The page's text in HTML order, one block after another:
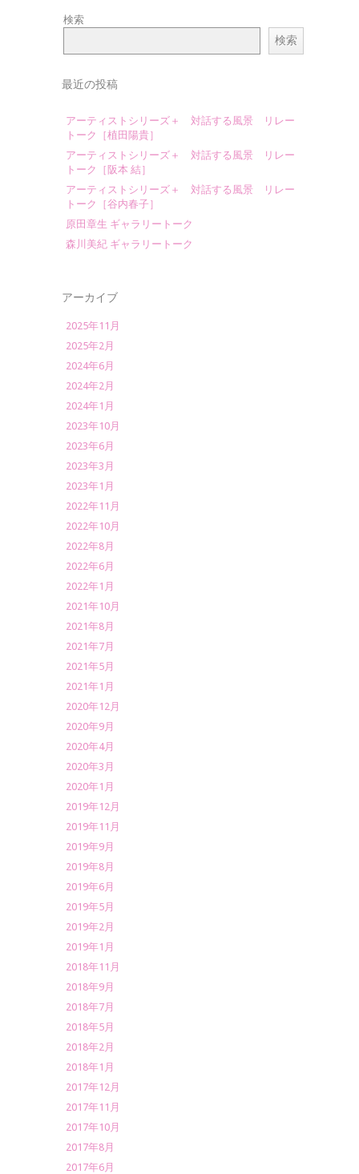
検索
検索
最近の投稿
アーティストシリーズ＋ 対話する風景 リレー
トーク［植田陽貴］
アーティストシリーズ＋ 対話する風景 リレー
トーク［阪本 結］
アーティストシリーズ＋ 対話する風景 リレー
トーク［谷内春子］
原田章生 ギャラリートーク
森川美紀 ギャラリートーク
アーカイブ
2025年11月
2025年2月
2024年6月
2024年2月
2024年1月
2023年10月
2023年6月
2023年3月
2023年1月
2022年11月
2022年10月
2022年8月
2022年6月
2022年1月
2021年10月
2021年8月
2021年7月
2021年5月
2021年1月
2020年12月
2020年9月
2020年4月
2020年3月
2020年1月
2019年12月
2019年11月
2019年9月
2019年8月
2019年6月
2019年5月
2019年2月
2019年1月
2018年11月
2018年9月
2018年7月
2018年5月
2018年2月
2018年1月
2017年12月
2017年11月
2017年10月
2017年8月
2017年6月